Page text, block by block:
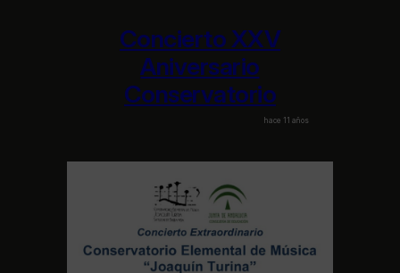
Concierto XXV
Aniversario
Conservatorio
hace 11 años